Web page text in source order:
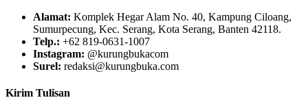
Alamat: Komplek Hegar Alam No. 40, Kampung Ciloang,
Sumurpecung, Kec. Serang, Kota Serang, Banten 42118.
Telp.: +62 819-0631-1007
Instagram: @kurungbukacom
Surel: redaksi@kurungbuka.com
Kirim Tulisan